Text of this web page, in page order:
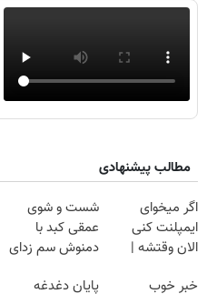
مطالب پیشنهادی
اگر میخوای
ایمپلنت کنی
الان وقتشه |
میلیون تومان!!!
شست و شوی
عمقی کبد با
دمنوش سم زدای
خبر خوب
پایان دغدغه